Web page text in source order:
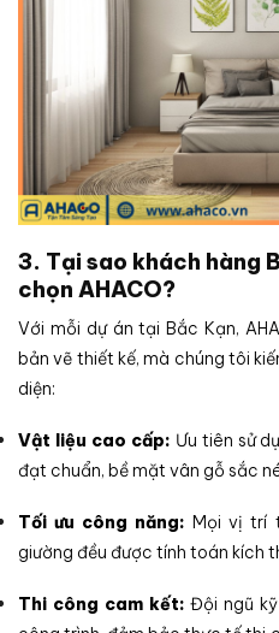
3. Tại sao khách hàng
chọn AHACO?
Với mỗi dự án tại Bắc Kạn,
bản vẽ thiết kế, mà chúng tôi
diện:
Vật liệu cao cấp: Ưu tiên sử
đạt chuẩn, bề mặt vân gỗ sắc
Tối ưu công năng: Mọi vị trí
giường đều được tính toán kích
Thi công cam kết: Đội ngũ